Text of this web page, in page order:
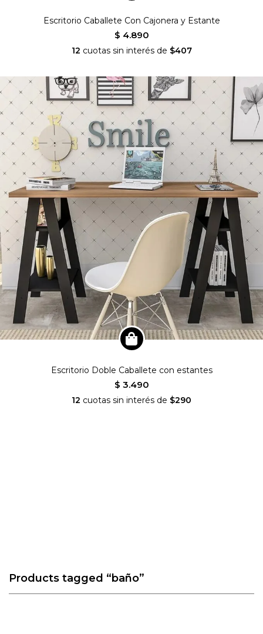
Escritorio Caballete Con Cajonera y Estante
$ 4.890
12 cuotas sin interés de $407
Escritorio Doble Caballete con estantes
$ 3.490
12 cuotas sin interés de $290
Products tagged “baño”